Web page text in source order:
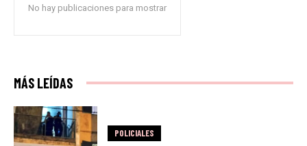
No hay publicaciones para mostrar
MÁS LEÍDAS
POLICIALES